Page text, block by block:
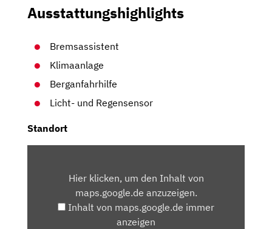
Ausstattungshighlights
Bremsassistent
Klimaanlage
Berganfahrhilfe
Licht- und Regensensor
Standort
MAPS.GOOGLE.DEHier klicken, um den Inhalt von
maps.google.de anzuzeigen.
Inhalt von maps.google.de immer
anzeigen